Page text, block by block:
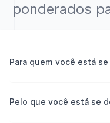
ponderados
Para quem você está
Pelo que você está se